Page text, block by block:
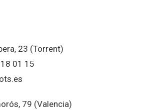
23 (Torrent)
01 15
79 (Valencia)